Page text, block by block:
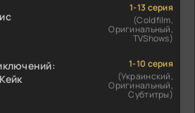
1-13 серия
(Coldfilm,
Оригинальный,
TVShows)
1-10 серия
(Украинский,
Оригинальный,
Субтитры)